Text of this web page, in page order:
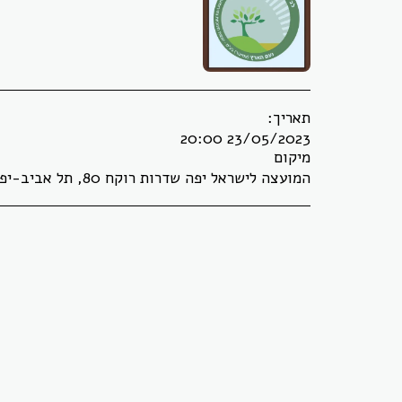
תאריך:
23/05/2023 20:00
מיקום
המועצה לישראל יפה שדרות רוקח 80, תל אביב-יפו, ישראל (